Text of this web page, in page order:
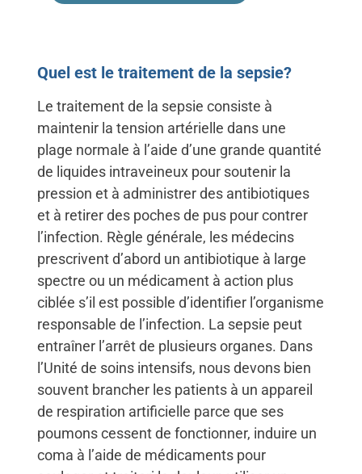
Quel est le traitement de la sepsie?
Le traitement de la sepsie consiste à
maintenir la tension artérielle dans une
plage normale à l’aide d’une grande quantité
de liquides intraveineux pour soutenir la
pression et à administrer des antibiotiques
et à retirer des poches de pus pour contrer
l’infection. Règle générale, les médecins
prescrivent d’abord un antibiotique à large
spectre ou un médicament à action plus
ciblée s’il est possible d’identifier l’organisme
responsable de l’infection. La sepsie peut
entraîner l’arrêt de plusieurs organes. Dans
l’Unité de soins intensifs, nous devons bien
souvent brancher les patients à un appareil
de respiration artificielle parce que ses
poumons cessent de fonctionner, induire un
coma à l’aide de médicaments pour